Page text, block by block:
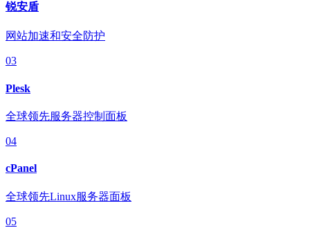
锐安盾
网站加速和安全防护
03
Plesk
全球领先服务器控制面板
04
cPanel
全球领先Linux服务器面板
05